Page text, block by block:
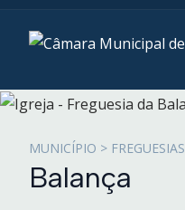
MUNICÍPIO > FREGUESIAS
Balança